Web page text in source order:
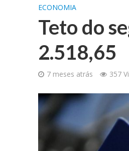
ECONOMIA
Teto do
2.518,65
7 meses atrás 357